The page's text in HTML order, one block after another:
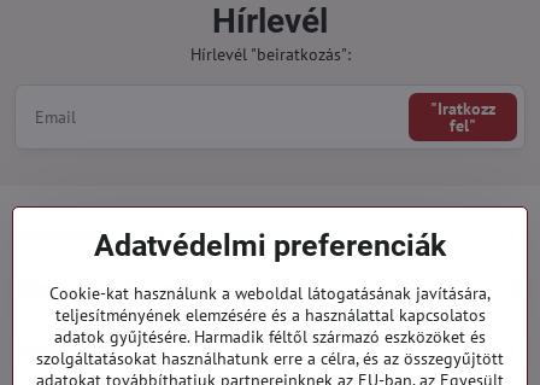
Hírlevél
Hírlevél "beiratkozás":
"Iratkozz
fel"
Minden a vásárlásról
Megrendelések
Kategóriák
Adatvédelmi preferenciák
Cookie-kat használunk a weboldal látogatásának javítására,
teljesítményének elemzésére és a használattal kapcsolatos
adatok gyűjtésére. Harmadik féltől származó eszközöket és
szolgáltatásokat használhatunk erre a célra, és az összegyűjtött
adatokat továbbíthatjuk partnereinknek az EU-ban, az Egyesült